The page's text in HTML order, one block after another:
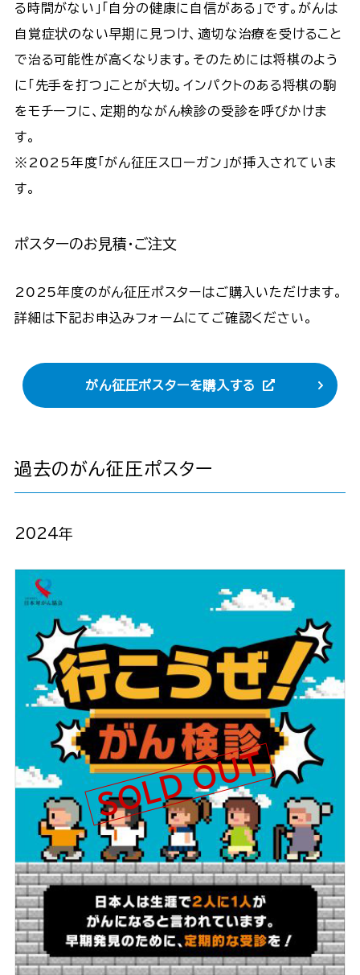
る時間がない」「自分の健康に自信がある」です。がんは
自覚症状のない早期に見つけ、適切な治療を受けること
で治る可能性が高くなります。そのためには将棋のよう
に「先手を打つ」ことが大切。インパクトのある将棋の駒
をモチーフに、定期的ながん検診の受診を呼びかけま
す。
※2025年度「がん征圧スローガン」が挿入されていま
す。
ポスターのお見積・ご注文
2025年度のがん征圧ポスターはご購入いただけます。
詳細は下記お申込みフォームにてご確認ください。
がん征圧ポスターを購入する
過去のがん征圧ポスター
2024年
SOLD OUT